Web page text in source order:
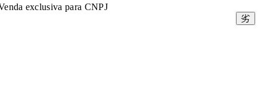
exclusiva para CNPJ